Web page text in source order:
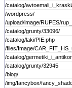
/catalog/
/wordpress/
/upload/image/RUPES/
/catalog/grunty/33096/
/catalog/laki/PIE.php
/files/Image/
/catalog/
/catalog/grunty/32945
/blog/
/img/fancybox/